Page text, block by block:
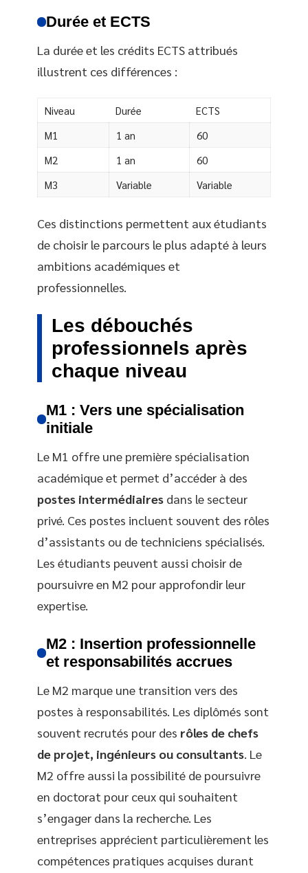
Durée et ECTS
La durée et les crédits ECTS attribués
illustrent ces différences :
Niveau Durée
ECTS
M1
1 an
60
M2
1 an
60
M3
Variable Variable
Ces distinctions permettent aux étudiants
de choisir le parcours le plus adapté à leurs
ambitions académiques et
professionnelles.
Les débouchés
professionnels après
chaque niveau
M1 : Vers une spécialisation
initiale
Le M1 offre une première spécialisation
académique et permet d’accéder à des
postes intermédiaires dans le secteur
privé. Ces postes incluent souvent des rôles
d’assistants ou de techniciens spécialisés.
Les étudiants peuvent aussi choisir de
poursuivre en M2 pour approfondir leur
expertise.
M2 : Insertion professionnelle
et responsabilités accrues
Le M2 marque une transition vers des
postes à responsabilités. Les diplômés sont
souvent recrutés pour des rôles de chefs
de projet, ingénieurs ou consultants. Le
M2 offre aussi la possibilité de poursuivre
en doctorat pour ceux qui souhaitent
s’engager dans la recherche. Les
entreprises apprécient particulièrement les
compétences pratiques acquises durant